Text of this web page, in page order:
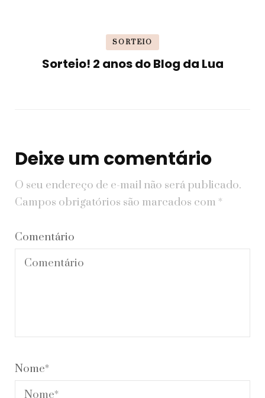
SORTEIO
Sorteio! 2 anos do Blog da Lua
Deixe um comentário
O seu endereço de e-mail não será publicado.
Campos obrigatórios são marcados com *
Comentário
Nome*